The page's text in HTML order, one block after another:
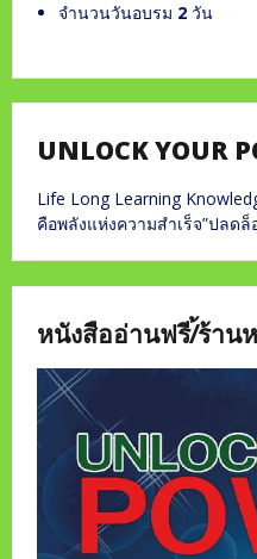
จำนวนวันอบรม 2 วัน
UNLOCK YOUR
Life Long Learning
คือพลังแห่งความสำเร็จ”ปลด
หนังสืออ่านฟรี/้ร้าน